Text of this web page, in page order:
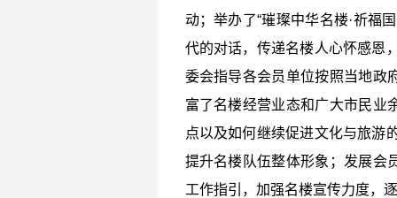
动；举办了“璀璨中华名楼·祈福
代的对话，传递名楼人心怀感恩
委会指导各会员单位按照当地政
富了名楼经营业态和广大市民业
点以及如何继续促进文化与旅游
提升名楼队伍整体形象；发展会
工作指引，加强名楼宣传力度，